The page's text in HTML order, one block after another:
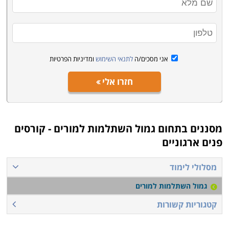
השתלמויות ותכנים הקשורים ישירות למקצוע יכולים להיות
מעשירים בתחום הכימיה, הפיזיקה, המתמטיקה, קורסי שירה
וספרות, השתתפות בסדרות של הרצאות בנושאי רוח ודת
אביב, בחיפה, בבאר שבע ובכל רחבי הארץ.
אני מסכים/ה לתנאי השימוש ומדיניות הפרטיות
חזרו אלי
מסננים בתחום גמול השתלמות למורים - קורסים
פנים ארגוניים
מסלולי לימוד
גמול השתלמות למורים
קטגוריות קשורות